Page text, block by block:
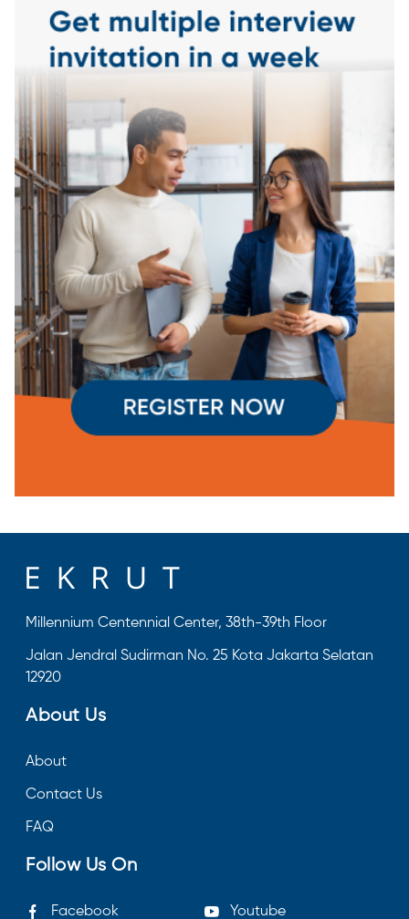
Millennium Centennial Center, 38th-39th Floor
Jalan Jendral Sudirman No. 25 Kota Jakarta Selatan
12920
About Us
About
Contact Us
FAQ
Follow Us On
Facebook Youtube